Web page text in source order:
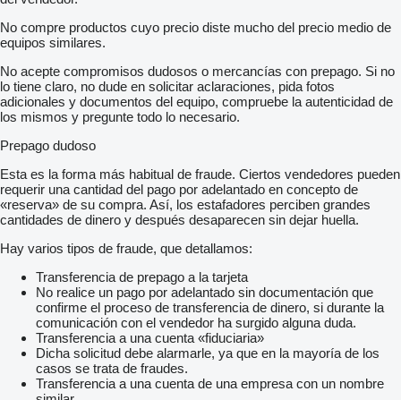
No compre productos cuyo precio diste mucho del precio medio de
equipos similares.
No acepte compromisos dudosos o mercancías con prepago. Si no
lo tiene claro, no dude en solicitar aclaraciones, pida fotos
adicionales y documentos del equipo, compruebe la autenticidad de
los mismos y pregunte todo lo necesario.
Prepago dudoso
Esta es la forma más habitual de fraude. Ciertos vendedores pueden
requerir una cantidad del pago por adelantado en concepto de
«reserva» de su compra. Así, los estafadores perciben grandes
cantidades de dinero y después desaparecen sin dejar huella.
Hay varios tipos de fraude, que detallamos:
Transferencia de prepago a la tarjeta
No realice un pago por adelantado sin documentación que
confirme el proceso de transferencia de dinero, si durante la
comunicación con el vendedor ha surgido alguna duda.
Transferencia a una cuenta «fiduciaria»
Dicha solicitud debe alarmarle, ya que en la mayoría de los
casos se trata de fraudes.
Transferencia a una cuenta de una empresa con un nombre